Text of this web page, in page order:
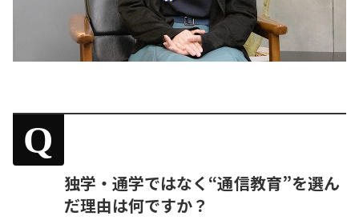
Q
独学・通学ではなく“通信教育”を選ん
だ理由は何ですか？